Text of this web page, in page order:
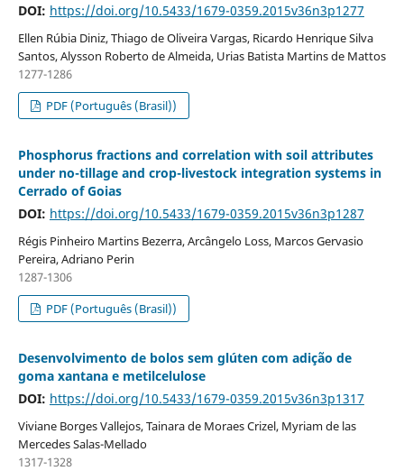
DOI: https://doi.org/10.5433/1679-0359.2015v36n3p1277
Ellen Rúbia Diniz, Thiago de Oliveira Vargas, Ricardo Henrique Silva
Santos, Alysson Roberto de Almeida, Urias Batista Martins de Mattos
1277-1286
PDF (Português (Brasil))
Phosphorus fractions and correlation with soil attributes
under no-tillage and crop-livestock integration systems in
Cerrado of Goias
DOI: https://doi.org/10.5433/1679-0359.2015v36n3p1287
Régis Pinheiro Martins Bezerra, Arcângelo Loss, Marcos Gervasio
Pereira, Adriano Perin
1287-1306
PDF (Português (Brasil))
Desenvolvimento de bolos sem glúten com adição de
goma xantana e metilcelulose
DOI: https://doi.org/10.5433/1679-0359.2015v36n3p1317
Viviane Borges Vallejos, Tainara de Moraes Crizel, Myriam de las
Mercedes Salas-Mellado
1317-1328